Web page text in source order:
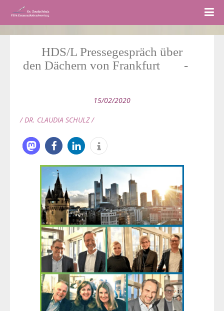
HDS/L Pressegespräch über
15/02/2020
/ DR. CLAUDIA SCHULZ /